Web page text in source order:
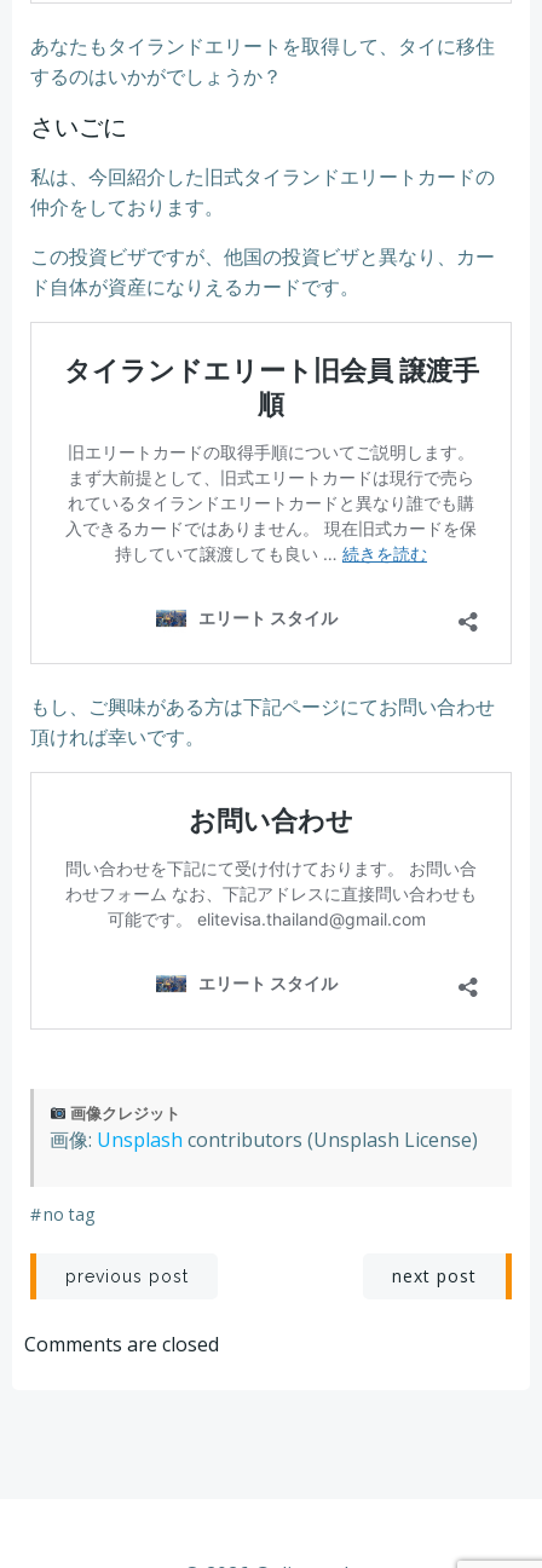
あなたもタイランドエリートを取得して、タイに移住
するのはいかがでしょうか？
さいごに
私は、今回紹介した旧式タイランドエリートカードの
仲介をしております。
この投資ビザですが、他国の投資ビザと異なり、カー
ド自体が資産になりえるカードです。
もし、ご興味がある方は下記ページにてお問い合わせ
頂ければ幸いです。
画像クレジット
画像: Unsplash contributors (Unsplash License)
#no tag
Post
navigation
previous post next post
Comments are closed